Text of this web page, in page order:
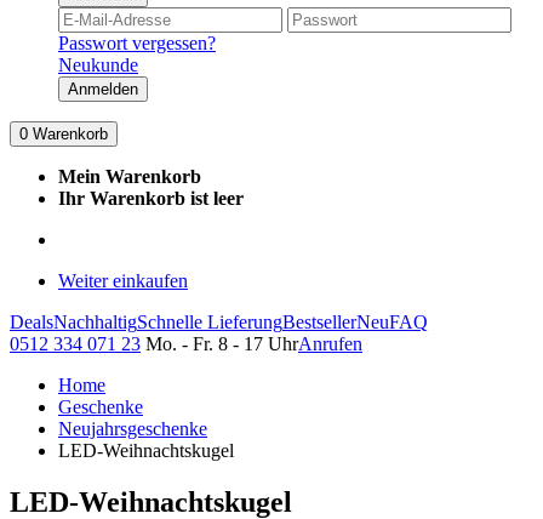
Passwort vergessen?
Neukunde
Anmelden
0 Warenkorb
Mein Warenkorb
Ihr Warenkorb ist leer
Weiter einkaufen
DealsNachhaltigSchnelle LieferungBestsellerNeuFAQ
0512 334 071 23 Mo. - Fr. 8 - 17 UhrAnrufen
Home
Geschenke
Neujahrsgeschenke
LED-Weihnachtskugel
LED-Weihnachtskugel